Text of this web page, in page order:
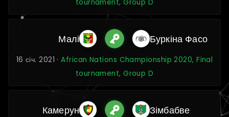
tournament, Group D
Малі Буркіна Фасо
16 січ. 2021 ·African Nations Championship 2020, Final
tournament, Group D
Камерун Зімбабве